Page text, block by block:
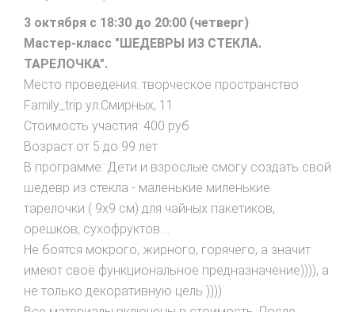
3 октября с 18:30 до 20:00 (четверг)
Мастер-класс "ШЕДЕВРЫ ИЗ СТЕКЛА.
ТАРЕЛОЧКА".
Место проведения: творческое пространство
Family_trip ул.Смирных, 11
Стоимость участия: 400 руб
Возраст от 5 до 99 лет
В программе: Дети и взрослые смогу создать свой
шедевр из стекла - маленькие миленькие
тарелочки ( 9х9 см) для чайных пакетиков,
орешков, сухофруктов....
Не боятся мокрого, жирного, горячего, а значит
имеют своё функциональное предназначение)))), а
не только декоративную цель ))))